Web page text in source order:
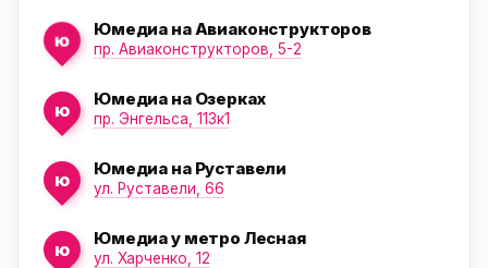
ю
Юмедиа на Авиаконструкторов
пр. Авиаконструкторов, 5-2
ю
Юмедиа на Озерках
пр. Энгельса, 113к1
ю
Юмедиа на Руставели
ул. Руставели, 66
ю
Юмедиа у метро Лесная
ул. Харченко, 12